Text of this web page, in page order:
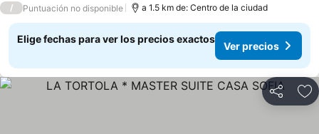
/ Puntuación no disponible a 1.5 km de: Centro de la ciudad
Elige fechas para ver los precios exactos
Ver precios
Compartir